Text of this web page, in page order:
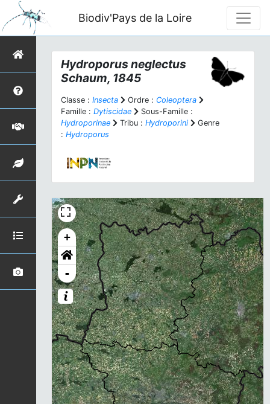
Biodiv'Pays de la Loire
Hydroporus neglectus
Schaum, 1845
Classe : Insecta Ordre : Coleoptera
Famille : Dytiscidae
Sous-Famille :
Hydroporinae
Tribu : Hydroporini
Genre
: Hydroporus
+
-